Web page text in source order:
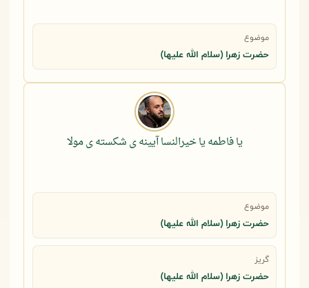
موضوع
حضرت زهرا (سلام الله علیها)
یا فاطمه یا خیرالنسا آیینه ی شکسته ی مولا
موضوع
حضرت زهرا (سلام الله علیها)
گریز
حضرت زهرا (سلام الله علیها)